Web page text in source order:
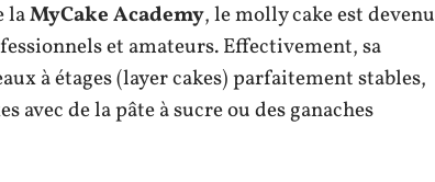
laMyCake Academy, le molly cake est devenu
et amateurs. Effectivement, sa
à étages (layer cakes) parfaitement stables,
avec de la pâte à sucre ou des ganaches